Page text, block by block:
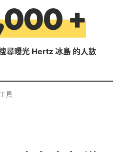
+
尋曝光 Hertz 冰島 的人數
具